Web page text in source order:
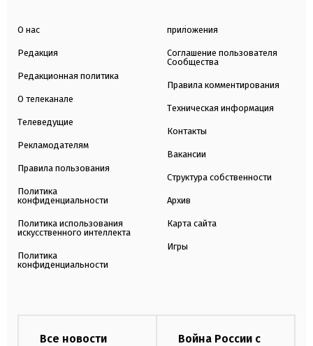
О нас
Редакция
Редакционная политика
О телеканале
Телеведущие
Рекламодателям
Правила пользования
Политика
конфиденциальности
Политика использования
искусственного интеллекта
Политика
конфиденциальности
приложения
Соглашение пользователя
Сообщества
Правила комментирования
Техническая информация
Контакты
Вакансии
Структура собственности
Архив
Карта сайта
Игры
Все новости
Война России с